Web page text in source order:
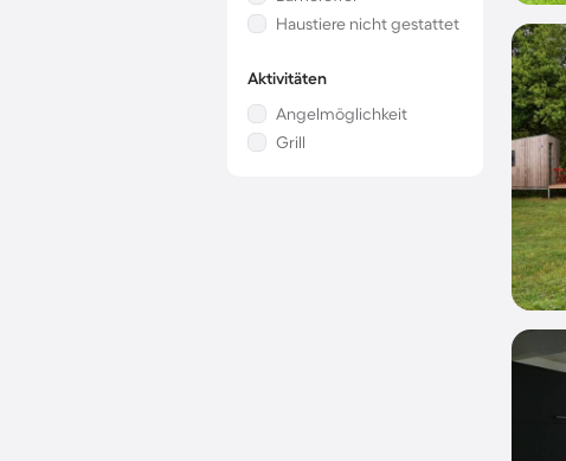
Haustiere nicht gestattet
Aktivitäten
Angelmöglichkeit
Grill